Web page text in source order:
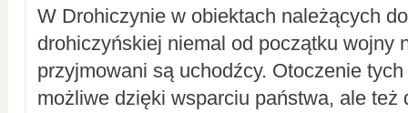
W Drohiczynie w obiektach należących
drohiczyńskiej niemal od początku wojny
przyjmowani są uchodźcy. Otoczenie
możliwe dzięki wsparciu państwa, ale też